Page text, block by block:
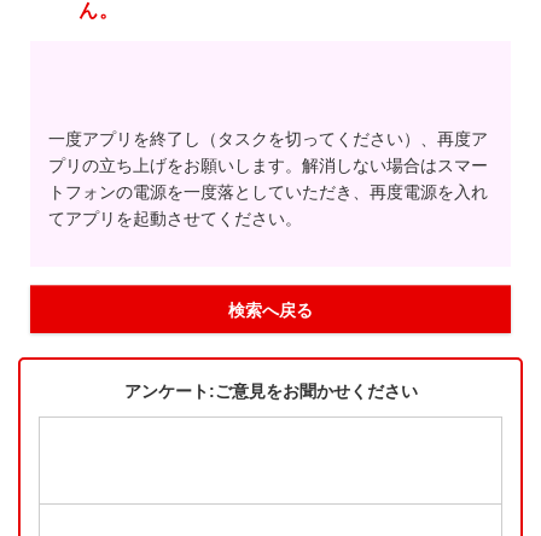
ん。
一度アプリを終了し（タスクを切ってください）、再度ア
プリの立ち上げをお願いします。解消しない場合はスマー
トフォンの電源を一度落としていただき、再度電源を入れ
てアプリを起動させてください。
検索へ戻る
アンケート:ご意見をお聞かせください